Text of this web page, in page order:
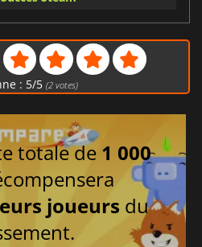
: 5/5 (2votes)
totale de 1 000
joueurs du